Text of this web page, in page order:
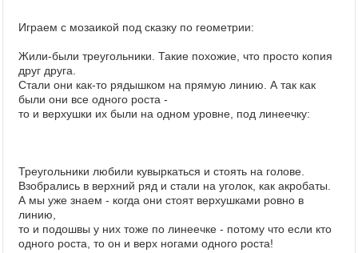
Фототоп
Видеотоп
Играем с мозаикой под сказку по геометрии:
Жили-были треугольники. Такие похожие, что просто копия
друг друга.
Стали они как-то рядышком на прямую линию. А так как
были они все одного роста -
то и верхушки их были на одном уровне, под линеечку:
Треугольники любили кувыркаться и стоять на голове.
Взобрались в верхний ряд и стали на уголок, как акробаты.
А мы уже знаем - когда они стоят верхушками ровно в
линию,
то и подошвы у них тоже по линеечке - потому что если кто
одного роста, то он и верх ногами одного роста!